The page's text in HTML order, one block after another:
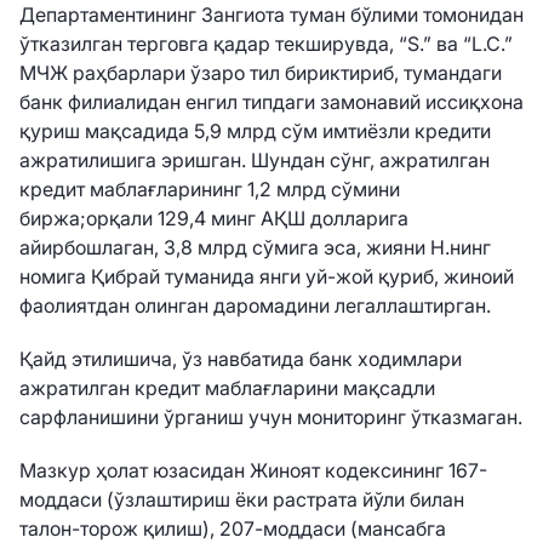
Департаментининг Зангиота туман бўлими томонидан
ўтказилган терговга қадар текширувда, “S.” ва “L.C.”
МЧЖ раҳбарлари ўзаро тил бириктириб, тумандаги
банк филиалидан енгил типдаги замонавий иссиқхона
қуриш мақсадида 5,9 млрд сўм имтиёзли кредити
ажратилишига эришган. Шундан сўнг, ажратилган
кредит маблағларининг 1,2 млрд сўмини
биржа;орқали 129,4 минг АҚШ долларига
айирбошлаган, 3,8 млрд сўмига эса, жияни Н.нинг
номига Қибрай туманида янги уй-жой қуриб, жиноий
фаолиятдан олинган даромадини легаллаштирган.
Қайд этилишича, ўз навбатида банк ходимлари
ажратилган кредит маблағларини мақсадли
сарфланишини ўрганиш учун мониторинг ўтказмаган.
Мазкур ҳолат юзасидан Жиноят кодексининг 167-
моддаси (ўзлаштириш ёки растрата йўли билан
талон-торож қилиш), 207-моддаси (мансабга